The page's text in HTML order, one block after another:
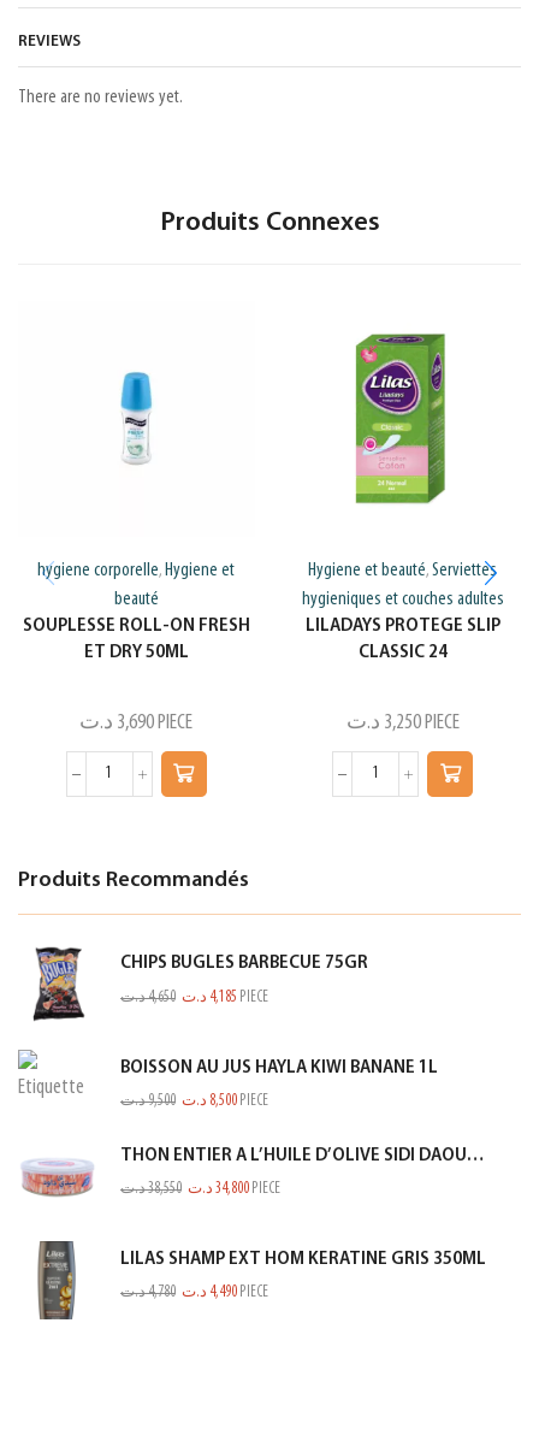
REVIEWS
There are no reviews yet.
Produits Connexes
hygiene corporelle, Hygiene et
beauté
SOUPLESSE ROLL-ON FRESH
ET DRY 50ML
3,690 د.ت PIECE
Hygiene et beauté,Serviettes
hygieniques et couches adultes
LILADAYS PROTEGE SLIP
CLASSIC 24
3,250 د.ت PIECE
Produits Recommandés
CHIPS BUGLES BARBECUE 75GR
4,650د.ت 4,185 د.ت PIECE
BOISSON AU JUS HAYLA KIWI BANANE 1L
9,500د.ت 8,500 د.ت PIECE
THON ENTIER A L’HUILE D’OLIVE SIDI DAOUD 950G
38,550د.ت 34,800 د.ت PIECE
LILAS SHAMP EXT HOM KERATINE GRIS 350ML
4,780د.ت 4,490 د.ت PIECE